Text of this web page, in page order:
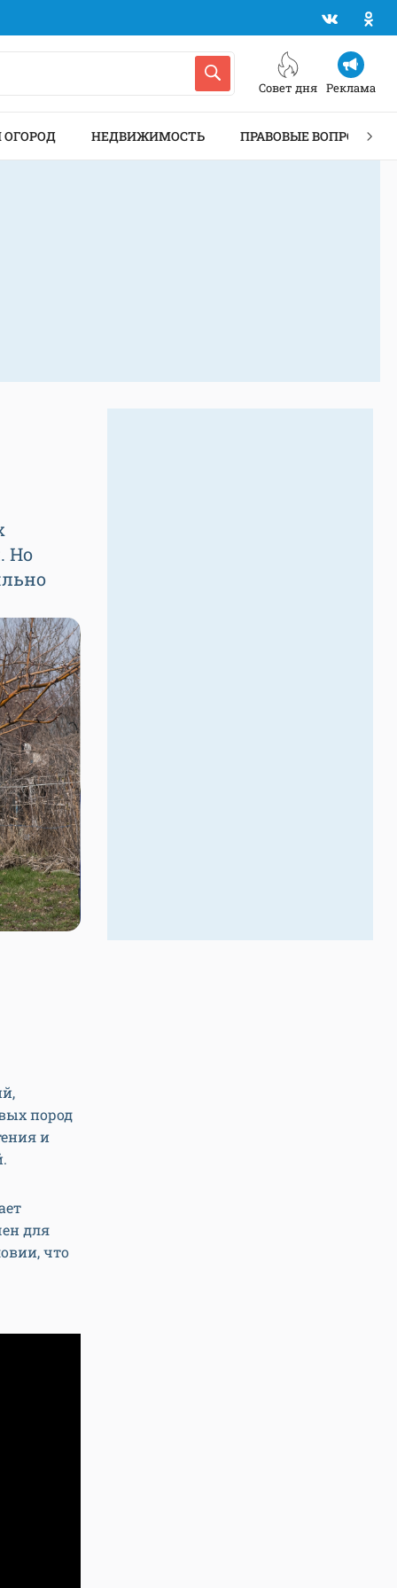
Совет дня Реклама
ОГОРОД НЕДВИЖИМОСТЬ ПРАВОВЫЕ ВОПРОСЫ
Но
пород
и
для
что